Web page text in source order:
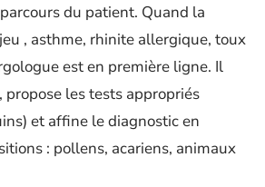
du patient. Quand la
, asthme, rhinite allergique, toux
est en première ligne. Il
propose les tests appropriés
et affine le diagnostic en
: pollens, acariens, animaux